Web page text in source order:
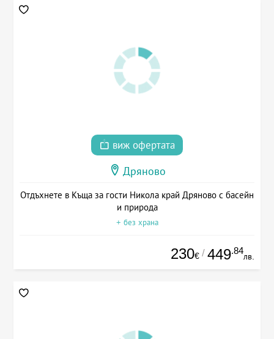
виж офертата
Дряново
Отдъхнете в Къща за гости Никола край Дряново с басейн
и природа
+ без храна
230€ / 449.84
лв.